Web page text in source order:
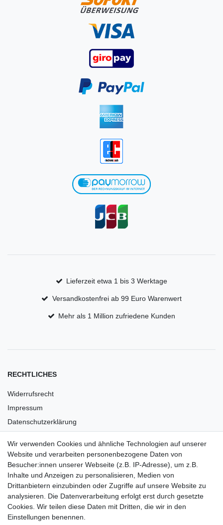
Lieferzeit etwa 1 bis 3 Werktage
Versandkostenfrei ab 99 Euro Warenwert
Mehr als 1 Million zufriedene Kunden
RECHTLICHES
Widerrufsrecht
Impressum
Datenschutzerklärung
Versandkosten
Barrierefreiheit
Anleitungen
Vertrag widerrufen
PARTNER
Wir verwenden Cookies und ähnliche Technologien auf unserer
Website und verarbeiten personenbezogene Daten von
Besucher:innen unserer Webseite (z.B. IP-Adresse), um z.B.
Inhalte und Anzeigen zu personalisieren, Medien von
Drittanbietern einzubinden oder Zugriffe auf unsere Website zu
analysieren. Die Datenverarbeitung erfolgt erst durch gesetzte
Cookies. Wir teilen diese Daten mit Dritten, die wir in den
Einstellungen benennen.